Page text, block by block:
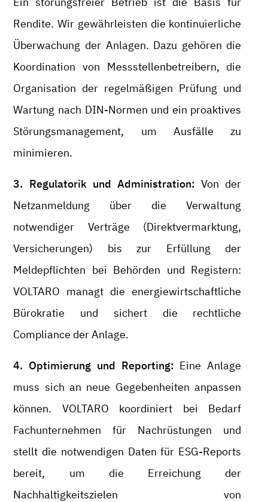
Rendite. Wir gewährleisten die kontinuierliche
Überwachung der Anlagen. Dazu gehören die
Koordination von Messstellenbetreibern, die
Organisation der regelmäßigen Prüfung und
Wartung nach DIN-Normen und ein proaktives
Störungsmanagement, um Ausfälle zu
minimieren.
3. Regulatorik und Administration: Von der
Netzanmeldung über die Verwaltung
notwendiger Verträge (Direktvermarktung,
Versicherungen) bis zur Erfüllung der
Meldepflichten bei Behörden und Registern:
VOLTARO managt die energiewirtschaftliche
Bürokratie und sichert die rechtliche
Compliance der Anlage.
4. Optimierung und Reporting: Eine Anlage
muss sich an neue Gegebenheiten anpassen
können. VOLTARO koordiniert bei Bedarf
Fachunternehmen für Nachrüstungen und
stellt die notwendigen Daten für ESG-Reports
bereit, um die Erreichung der
Nachhaltigkeitszielen von